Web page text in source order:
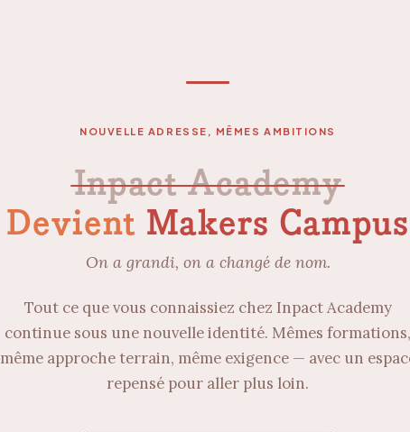
NOUVELLE ADRESSE, MÊMES AMBITIONS
Inpact Academy
Devient Makers Campus
On a grandi, on a changé de nom.
Tout ce que vous connaissiez chez Inpact Academy
continue sous une nouvelle identité. Mêmes formations,
même approche terrain, même exigence — avec un
repensé pour aller plus loin.